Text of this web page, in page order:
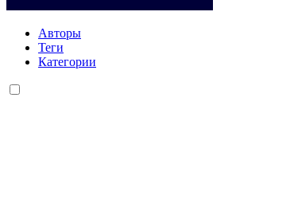
Авторы
Теги
Категории